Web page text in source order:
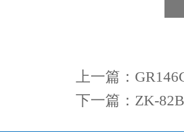
上一篇：
下一篇： ZK-